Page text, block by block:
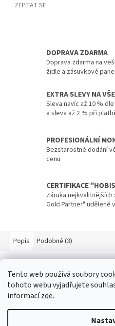
Tento web používá soubory
tohoto webu vyjadřujete
informacízde.
ZEPTAT SE
DOPRAVA ZDARMA
Doprava zdarma na
židle a zásuvkové
EXTRA SLEVY NA VŠE
Sleva navíc až 10 %
a sleva až 2 % při
PROFESIONÁLNÍ
Bezstarostné dodání
cenu
CERTIFIKACE
Záruka
Gold Partner" udělené
Popis Podobné (3)